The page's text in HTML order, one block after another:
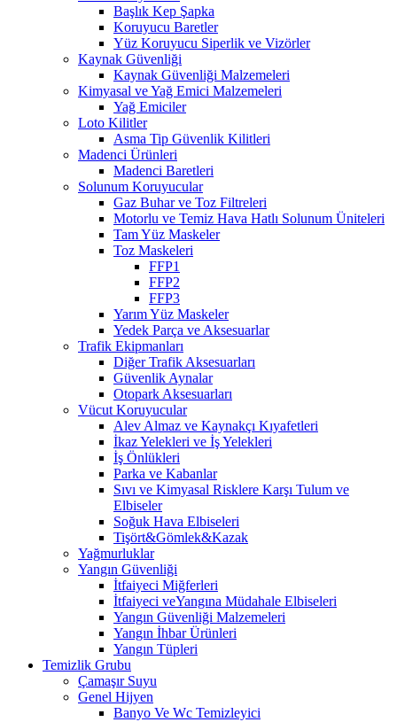
Başlık Kep Şapka
Koruyucu Baretler
Yüz Koruyucu Siperlik ve Vizörler
Kaynak Güvenliği
Kaynak Güvenliği Malzemeleri
Kimyasal ve Yağ Emici Malzemeleri
Yağ Emiciler
Loto Kilitler
Asma Tip Güvenlik Kilitleri
Madenci Ürünleri
Madenci Baretleri
Solunum Koruyucular
Gaz Buhar ve Toz Filtreleri
Motorlu ve Temiz Hava Hatlı Solunum Üniteleri
Tam Yüz Maskeler
Toz Maskeleri
FFP1
FFP2
FFP3
Yarım Yüz Maskeler
Yedek Parça ve Aksesuarlar
Trafik Ekipmanları
Diğer Trafik Aksesuarları
Güvenlik Aynalar
Otopark Aksesuarları
Vücut Koruyucular
Alev Almaz ve Kaynakçı Kıyafetleri
İkaz Yelekleri ve İş Yelekleri
İş Önlükleri
Parka ve Kabanlar
Sıvı ve Kimyasal Risklere Karşı Tulum ve
Elbiseler
Soğuk Hava Elbiseleri
Tişört&Gömlek&Kazak
Yağmurluklar
Yangın Güvenliği
İtfaiyeci Miğferleri
İtfaiyeci veYangına Müdahale Elbiseleri
Yangın Güvenliği Malzemeleri
Yangın İhbar Ürünleri
Yangın Tüpleri
Temizlik Grubu
Çamaşır Suyu
Genel Hijyen
Banyo Ve Wc Temizleyici